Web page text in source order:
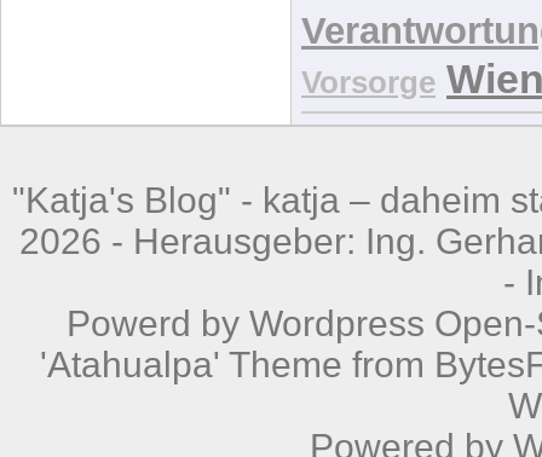
Vorsorge
"Katja's Blog" - katja – daheim
2026 - Herausgeber: Ing.
-
Powerd by Wordpress
'Atahualpa' Theme from
Powered by